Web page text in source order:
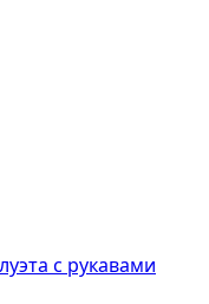
с рукавами